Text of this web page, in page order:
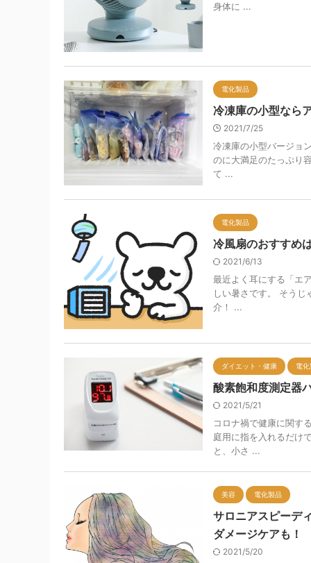
身体に ...
電化製品
冷凍庫の小型なら
2021/7/25
冷凍庫の小型バージョ
のに大満足のたっぷり
て ...
電化製品
冷風扇のおすすめ
2021/6/13
最近よく耳にする「エ
しい暑さです。 そう
介！ ...
ダイエット・健康 電
酸素飽和度測定器
2021/5/21
コロナ禍で健康に関す
庭用に指を入れるだけ
と、小さ ...
美容 電化製品
サロニアスピーデ
ダメージケアも！
2021/5/20